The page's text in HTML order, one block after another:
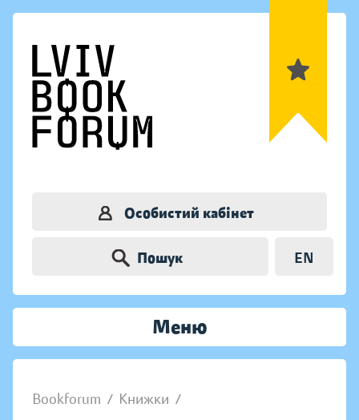
Особистий кабінет
Пошук EN
Меню
Bookforum / Книжки /